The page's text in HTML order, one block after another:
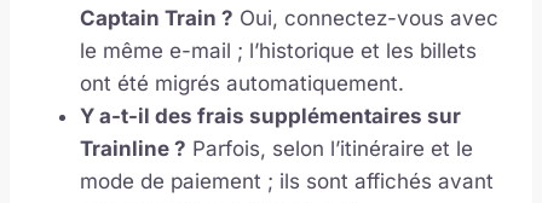
Captain Train ? Oui, connectez-vous avec
le même e-mail ; l’historique et les billets
ont été migrés automatiquement.
Y a-t-il des frais supplémentaires sur
Trainline ? Parfois, selon l’itinéraire et le
mode de paiement ; ils sont affichés avant